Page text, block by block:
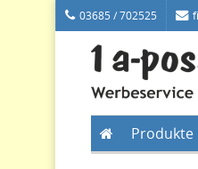
03685 / 702525
Produkte